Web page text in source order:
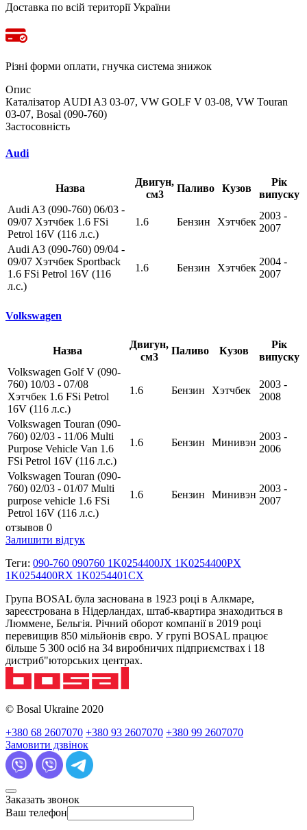
Доставка по всій території України
Різні форми оплати, гнучка система знижок
Опис
Каталізатор AUDI A3 03-07, VW GOLF V 03-08, VW Touran
03-07, Bosal (090-760)
Застосовність
Audi
Назва
Двигун,
см3
Паливо Кузов
Рік
випуску
Audi A3 (090-760) 06/03 -
09/07 Хэтчбек 1.6 FSi
Petrol 16V (116 л.с.)
1.6 Бензин Хэтчбек
2003 -
2007
Audi A3 (090-760) 09/04 -
09/07 Хэтчбек Sportback
1.6 FSi Petrol 16V (116
л.с.)
1.6 Бензин Хэтчбек
2004 -
2007
Volkswagen
Назва
Двигун,
см3
Паливо Кузов
Рік
випуску
Volkswagen Golf V (090-
760) 10/03 - 07/08
Хэтчбек 1.6 FSi Petrol
16V (116 л.с.)
1.6 Бензин Хэтчбек
2003 -
2008
Volkswagen Touran (090-
760) 02/03 - 11/06 Multi
Purpose Vehicle Van 1.6
FSi Petrol 16V (116 л.с.)
1.6 Бензин Минивэн
2003 -
2006
Volkswagen Touran (090-
760) 02/03 - 01/07 Multi
purpose vehicle 1.6 FSi
Petrol 16V (116 л.с.)
1.6 Бензин Минивэн
2003 -
2007
отзывов 0
Залишити відгук
Теги: 090-760 090760 1K0254400JX 1K0254400PX
1K0254400RX 1K0254401CX
Група BOSAL була заснована в 1923 році в Алкмаре,
зареєстрована в Нідерландах, штаб-квартира знаходиться в
Люммене, Бельгія. Річний оборот компанії в 2019 році
перевищив 850 мільйонів євро. У групі BOSAL працює
більше 5 300 осіб на 34 виробничих підприємствах і 18
дистриб"юторських центрах.
© Bosal Ukraine 2020
+380 68 2607070 +380 93 2607070 +380 99 2607070
Замовити дзвінок
Заказать звонок
Ваш телефон